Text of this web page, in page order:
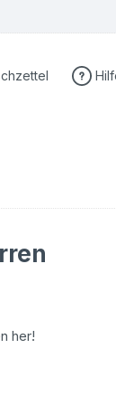
0 Produkte
her!